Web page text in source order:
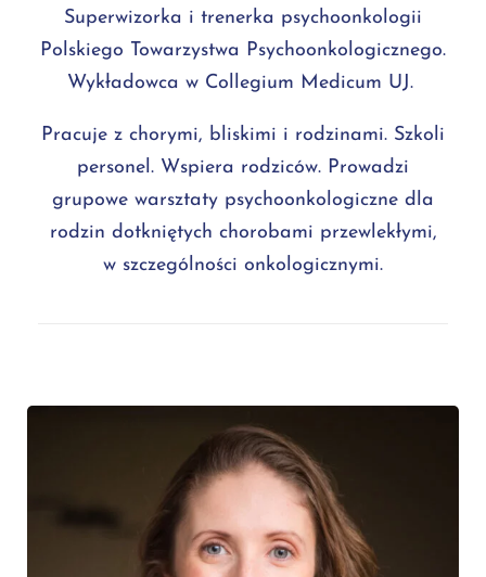
Superwizorka i trenerka psychoonkologii
Polskiego Towarzystwa Psychoonkologicznego.
Wykładowca w Collegium Medicum UJ.
Pracuje z chorymi, bliskimi i rodzinami. Szkoli
personel. Wspiera rodziców. Prowadzi
grupowe warsztaty psychoonkologiczne dla
rodzin dotkniętych chorobami przewlekłymi,
w szczególności onkologicznymi.